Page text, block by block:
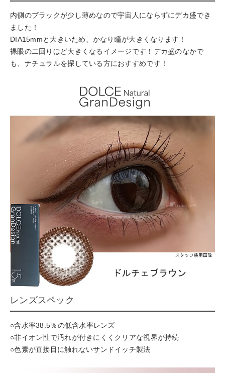
内側のブラックが少し薄めなので宇宙人にならずにデカ盛でき
ました！
DIA15mmと大きいため、かなり瞳が大きくなります！
裸眼の二回りほど大きくなるイメージです！デカ盛のなかで
も、ナチュラルを探している方におすすめです！
レンズスペック
○含水率38.5％の低含水率レンズ
○非イオン性で汚れが付きにくくクリアな視界が持続
○色素が直接目に触れないサンドイッチ製法